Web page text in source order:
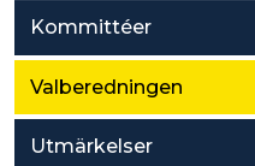
Kommittéer
Valberedningen
Utmärkelser